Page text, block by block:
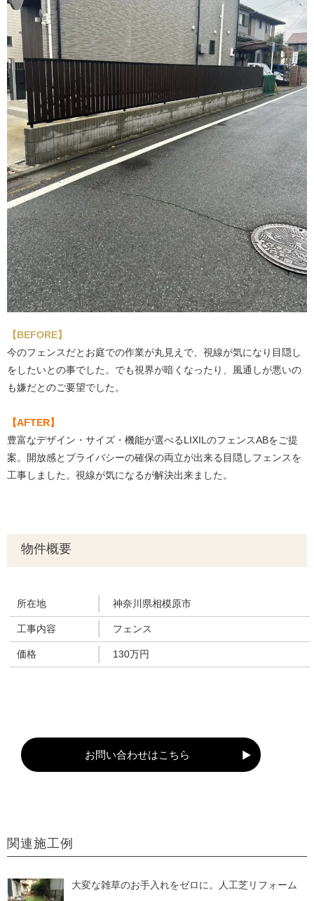
【BEFORE】
今のフェンスだとお庭での作業が丸見えで、視線が気になり目隠し
をしたいとの事でした。でも視界が暗くなったり、風通しが悪いの
も嫌だとのご要望でした。
【AFTER】
豊富なデザイン・サイズ・機能が選べるLIXILのフェンスABをご提
案。開放感とプライバシーの確保の両立が出来る目隠しフェンスを
工事しました。視線が気になるが解決出来ました。
物件概要
所在地 神奈川県相模原市
工事内容 フェンス
価格 130万円
お問い合わせはこちら
関連施工例
大変な雑草のお手入れをゼロに。人工芝リフォーム